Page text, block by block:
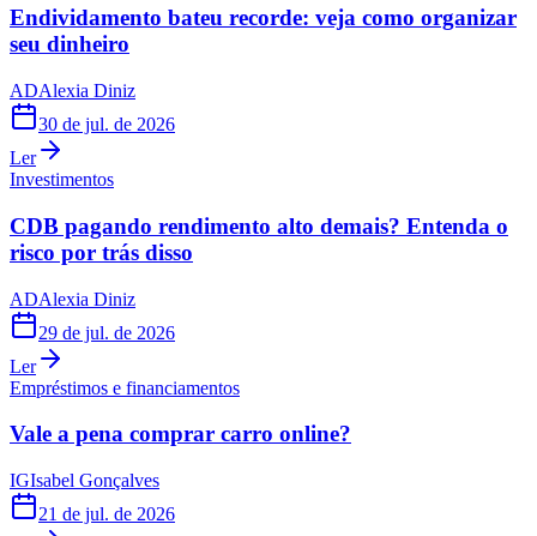
Endividamento bateu recorde: veja como organizar
seu dinheiro
ADAlexia Diniz
30 de jul. de 2026
Ler
Investimentos
CDB pagando rendimento alto demais? Entenda o
risco por trás disso
ADAlexia Diniz
29 de jul. de 2026
Ler
Empréstimos e financiamentos
Vale a pena comprar carro online?
IGIsabel Gonçalves
21 de jul. de 2026